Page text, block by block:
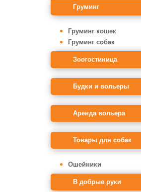
Груминг
Груминг кошек
Груминг собак
Зоогостиница
Будки и вольеры
Аренда вольера
Товары для собак
Ошейники
В добрые руки